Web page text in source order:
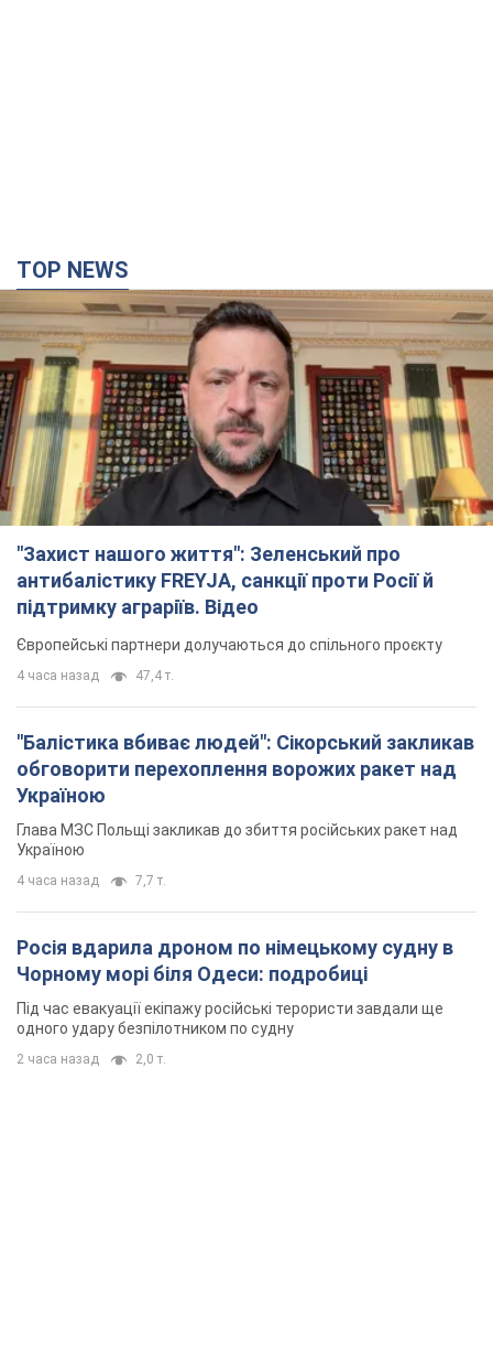
TOP NEWS
"Захист нашого життя": Зеленський про
антибалістику FREYJA, санкції проти Росії й
підтримку аграріїв. Відео
Європейські партнери долучаються до спільного проєкту
4 часа назад 47,4 т.
"Балістика вбиває людей": Сікорський закликав
обговорити перехоплення ворожих ракет над
Україною
Глава МЗС Польщі закликав до збиття російських ракет над
Україною
4 часа назад 7,7 т.
Росія вдарила дроном по німецькому судну в
Чорному морі біля Одеси: подробиці
Під час евакуації екіпажу російські терористи завдали ще
одного удару безпілотником по судну
2 часа назад 2,0 т.